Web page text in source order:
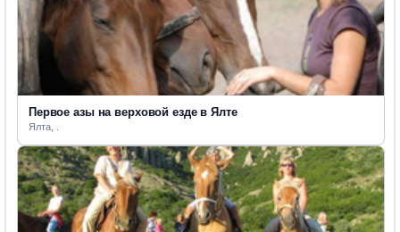
Первое азы на верховой езде в Ялте
Ялта, .